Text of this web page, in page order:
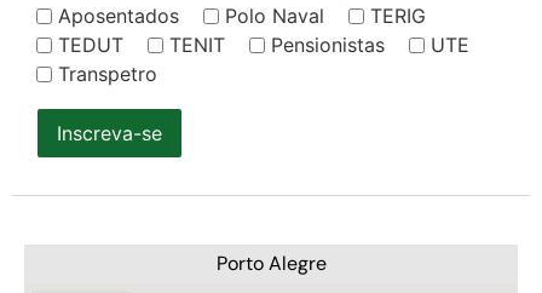
Aposentados
Polo Naval
TERIG
TEDUT
TENIT Pensionistas
UTE
Transpetro
Inscreva-se
Porto Alegre